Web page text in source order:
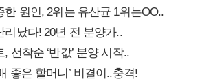
한 원인, 2위는 유산균 1위는OO..
리났다! 20년 전 분양가..
선착순 ‘반값’ 분양 시작..
좋은 할머니’ 비결이..충격!